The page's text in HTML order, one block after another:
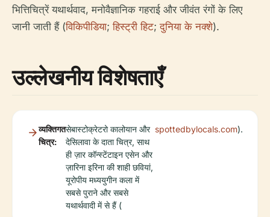
भित्तिचित्रें यथार्थवाद, मनोवैज्ञानिक गहराई और जीवंत रंगों के लिए
जानी जाती हैं (विकिपीडिया;हिस्ट्री हिट;दुनिया के नक्शे).
उल्लेखनीय विशेषताएँ
व्यक्तिगत
चित्र:
सेबास्टोक्रेटरो कालोयान और
देसिलावा के दाता चित्र, साथ
ही ज़ार कॉन्स्टेंटाइन एसेन और
ज़ारिना इरिना की शाही छवियां,
यूरोपीय मध्ययुगीन कला में
सबसे पुराने और सबसे
यथार्थवादी में से हैं (
spottedbylocals.com).